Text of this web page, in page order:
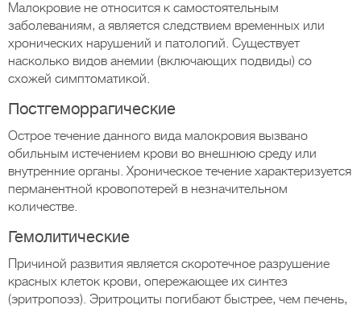
Малокровие не относится к самостоятельным
заболеваниям, а является следствием временных или
хронических нарушений и патологий. Существует
насколько видов анемии (включающих подвиды) со
схожей симптоматикой.
Постгеморрагические
Острое течение данного вида малокровия вызвано
обильным истечением крови во внешнюю среду или
внутренние органы. Хроническое течение характеризуется
перманентной кровопотерей в незначительном
количестве.
Гемолитические
Причиной развития является скоротечное разрушение
красных клеток крови, опережающее их синтез
(эритропоэз). Эритроциты погибают быстрее, чем печень,